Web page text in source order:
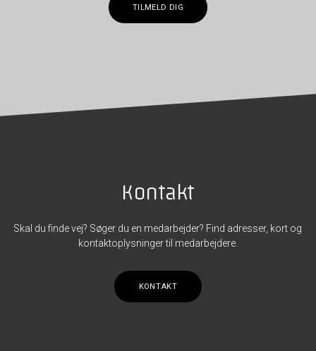
TILMELD DIG
Kontakt
Skal du finde vej? Søger du en medarbejder? Find adresser, kort og
kontaktoplysninger til medarbejdere.
KONTAKT